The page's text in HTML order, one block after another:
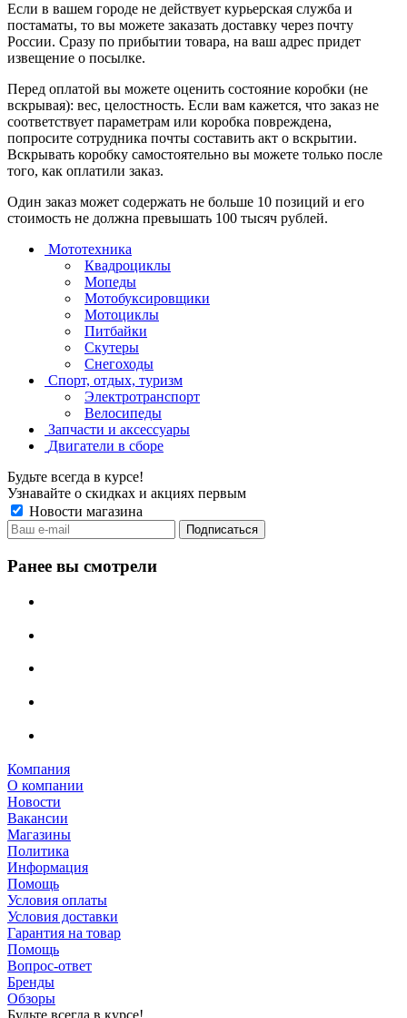
Если в вашем городе не действует курьерская служба и
постаматы, то вы можете заказать доставку через почту
России. Сразу по прибытии товара, на ваш адрес придет
извещение о посылке.
Перед оплатой вы можете оценить состояние коробки (не
вскрывая): вес, целостность. Если вам кажется, что заказ не
соответствует параметрам или коробка повреждена,
попросите сотрудника почты составить акт о вскрытии.
Вскрывать коробку самостоятельно вы можете только после
того, как оплатили заказ.
Один заказ может содержать не больше 10 позиций и его
стоимость не должна превышать 100 тысяч рублей.
Мототехника
Квадроциклы
Мопеды
Мотобуксировщики
Мотоциклы
Питбайки
Скутеры
Снегоходы
Спорт, отдых, туризм
Электротранспорт
Велосипеды
Запчасти и аксессуары
Двигатели в сборе
Будьте всегда в курсе!
Узнавайте о скидках и акциях первым
Новости магазина
Ранее вы смотрели
Компания
О компании
Новости
Вакансии
Магазины
Политика
Информация
Помощь
Условия оплаты
Условия доставки
Гарантия на товар
Помощь
Вопрос-ответ
Бренды
Обзоры
Будьте всегда в курсе!